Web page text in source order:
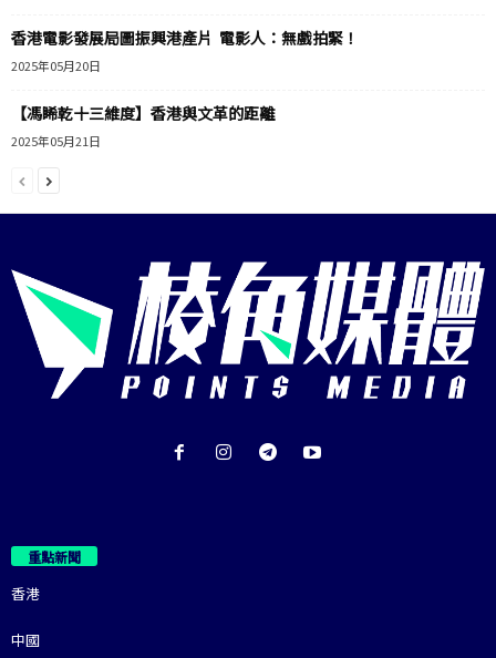
香港電影發展局圖振興港產片 電影人：無戲拍緊！
2025年05月20日
【馮睎乾十三維度】香港與文革的距離
2025年05月21日
重點新聞
香港
中國